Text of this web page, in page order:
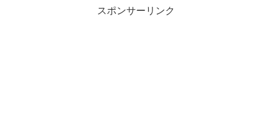
スポンサーリンク